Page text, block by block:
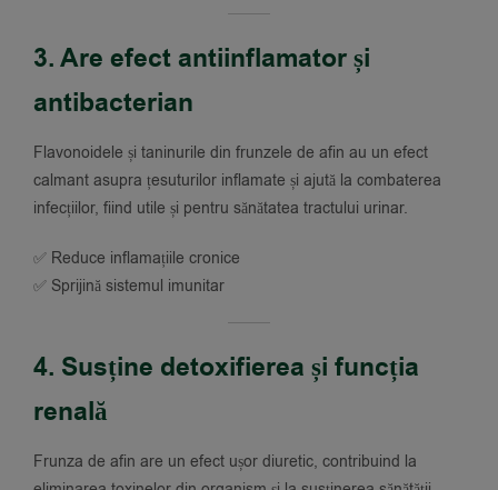
3. Are efect antiinflamator și
antibacterian
Flavonoidele și taninurile din frunzele de afin au un efect
calmant asupra țesuturilor inflamate și ajută la combaterea
infecțiilor, fiind utile și pentru sănătatea tractului urinar.
✅ Reduce inflamațiile cronice
✅ Sprijină sistemul imunitar
4. Susține detoxifierea și funcția
renală
Frunza de afin are un efect ușor diuretic, contribuind la